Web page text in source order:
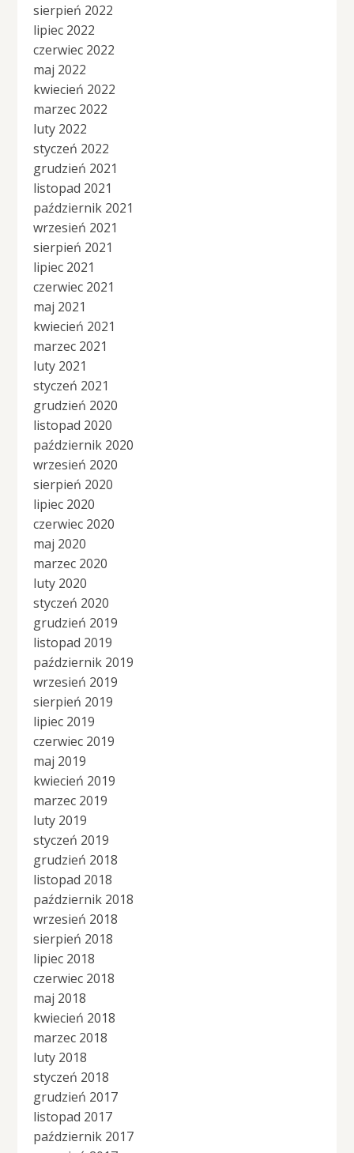
sierpień 2022
lipiec 2022
czerwiec 2022
maj 2022
kwiecień 2022
marzec 2022
luty 2022
styczeń 2022
grudzień 2021
listopad 2021
październik 2021
wrzesień 2021
sierpień 2021
lipiec 2021
czerwiec 2021
maj 2021
kwiecień 2021
marzec 2021
luty 2021
styczeń 2021
grudzień 2020
listopad 2020
październik 2020
wrzesień 2020
sierpień 2020
lipiec 2020
czerwiec 2020
maj 2020
marzec 2020
luty 2020
styczeń 2020
grudzień 2019
listopad 2019
październik 2019
wrzesień 2019
sierpień 2019
lipiec 2019
czerwiec 2019
maj 2019
kwiecień 2019
marzec 2019
luty 2019
styczeń 2019
grudzień 2018
listopad 2018
październik 2018
wrzesień 2018
sierpień 2018
lipiec 2018
czerwiec 2018
maj 2018
kwiecień 2018
marzec 2018
luty 2018
styczeń 2018
grudzień 2017
listopad 2017
październik 2017